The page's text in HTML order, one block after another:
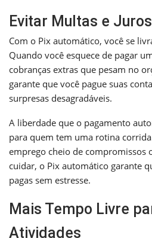
Evitar Multas e Juros
Com o Pix automático, você se
Quando você esquece de pagar
cobranças extras que pesam no
garante que você pague suas
surpresas desagradáveis.
A liberdade que o pagamento
para quem tem uma rotina
emprego cheio de compromissos
cuidar, o Pix automático garante
pagas sem estresse.
Mais Tempo Livre
Atividades